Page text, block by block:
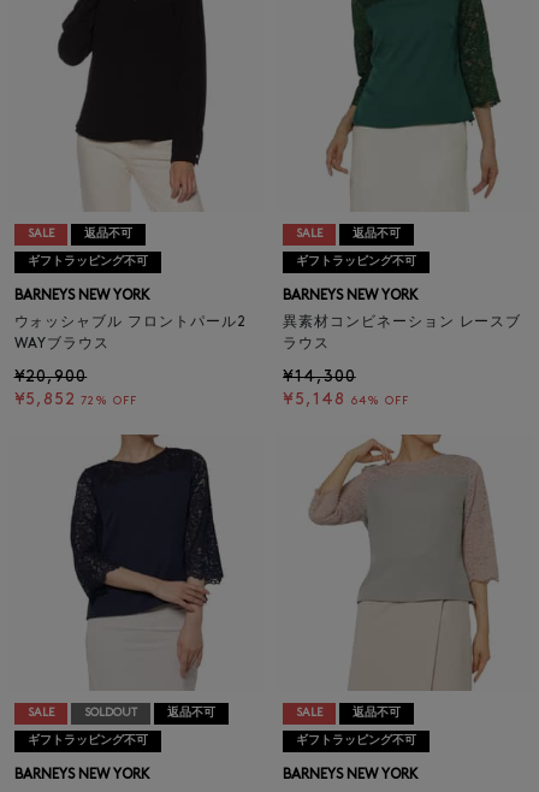
SALE 返品不可
ギフトラッピング不可
BARNEYS NEW YORK
ウォッシャブル フロントパール2
WAYブラウス
¥20,900
¥5,852 72% OFF
SALE 返品不可
ギフトラッピング不可
BARNEYS NEW YORK
異素材コンビネーション レースブ
ラウス
¥14,300
¥5,148
64% OFF
SALE SOLDOUT 返品不可
ギフトラッピング不可
BARNEYS NEW YORK
SALE 返品不可
ギフトラッピング不可
BARNEYS NEW YORK